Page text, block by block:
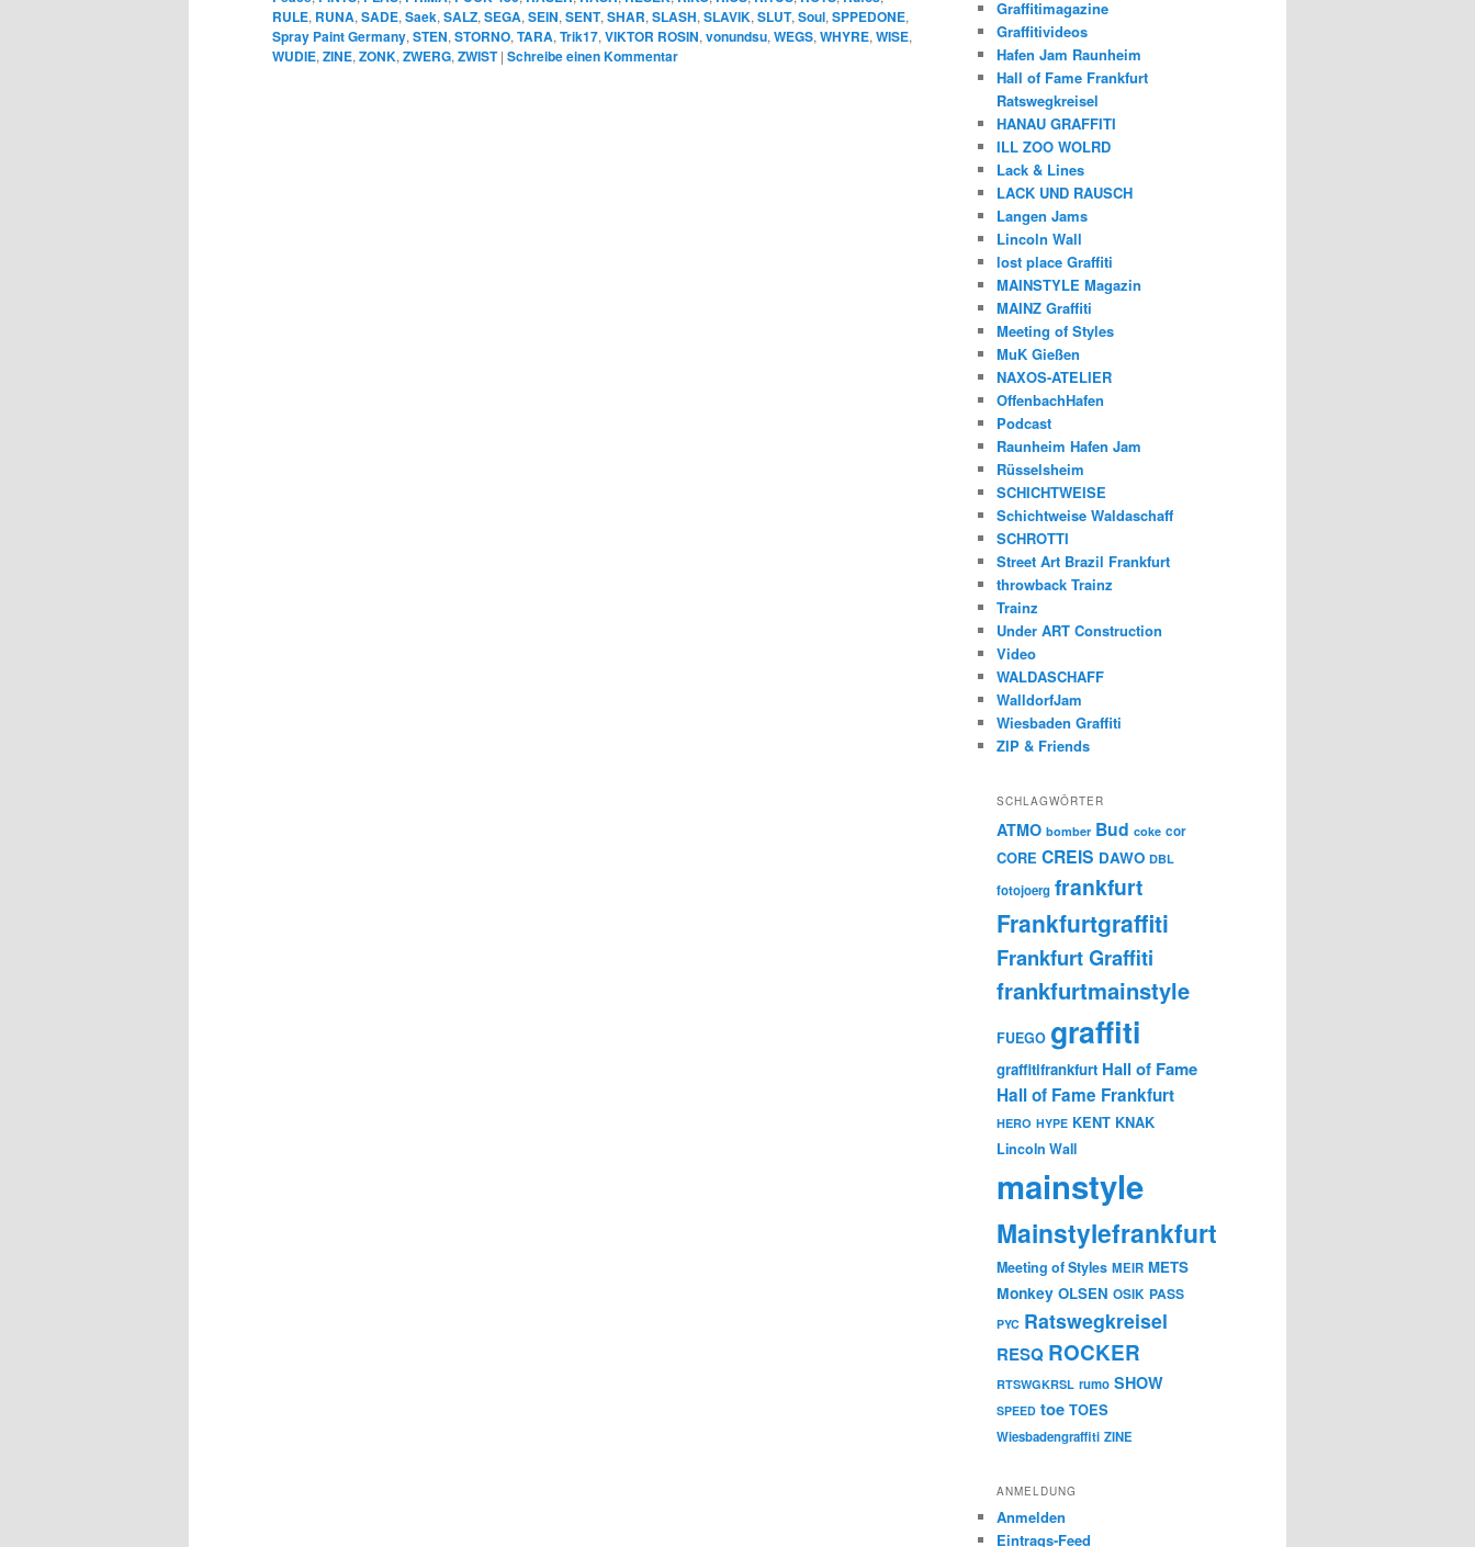
RULE, RUNA, SADE, Saek, SALZ, SEGA, SEIN, SENT, SHAR, SLASH, SLAVIK, SLUT, Soul, SPPEDONE,
Spray Paint Germany, STEN, STORNO, TARA, Trik17, VIKTOR ROSIN, vonundsu, WEGS, WHYRE, WISE,
WUDIE, ZINE, ZONK, ZWERG, ZWIST | Schreibe einen Kommentar
Graffitimagazine
Graffitivideos
Hafen Jam Raunheim
Hall of Fame Frankfurt
Ratswegkreisel
HANAU GRAFFITI
ILL ZOO WOLRD
Lack & Lines
LACK UND RAUSCH
Langen Jams
Lincoln Wall
lost place Graffiti
MAINSTYLE Magazin
MAINZ Graffiti
Meeting of Styles
MuK Gießen
NAXOS-ATELIER
OffenbachHafen
Podcast
Raunheim Hafen Jam
Rüsselsheim
SCHICHTWEISE
Schichtweise Waldaschaff
SCHROTTI
Street Art Brazil Frankfurt
throwback Trainz
Trainz
Under ART Construction
Video
WALDASCHAFF
WalldorfJam
Wiesbaden Graffiti
ZIP & Friends
SCHLAGWÖRTER
ATMO bomber Bud coke cor
CORE CREIS DAWO DBL
fotojoerg frankfurt
Frankfurtgraffiti
Frankfurt Graffiti
frankfurtmainstyle
FUEGO graffiti
graffitifrankfurt Hall of Fame
Hall of Fame Frankfurt
HERO HYPE KENT KNAK
Lincoln Wall
mainstyle
Mainstylefrankfurt
Meeting of Styles MEIR METS
Monkey OLSEN OSIK PASS
PYC Ratswegkreisel
RESQ ROCKER
RTSWGKRSL rumo SHOW
SPEED toe TOES
Wiesbadengraffiti ZINE
ANMELDUNG
Anmelden
Eintrags-Feed